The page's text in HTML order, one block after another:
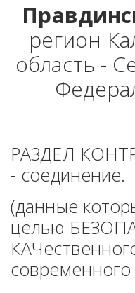
регион
область -
РАЗДЕЛ
- соединение.
(данные
целью